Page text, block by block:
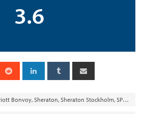
3.6
Bonvoy, Sheraton, Sheraton Stockholm, SPG ,